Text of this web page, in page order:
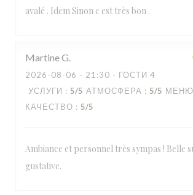
avalé . Idem Sinon c est très bon .
MartineG
2026-08-06 - 21:30 - ГОСТИ 4
УСЛУГИ : 5/5 АТМОСФЕРА : 5/5 МЕНЮ
КАЧЕСТВО : 5/5
Ambiance et personnel très sympas ! Belle
gustative.